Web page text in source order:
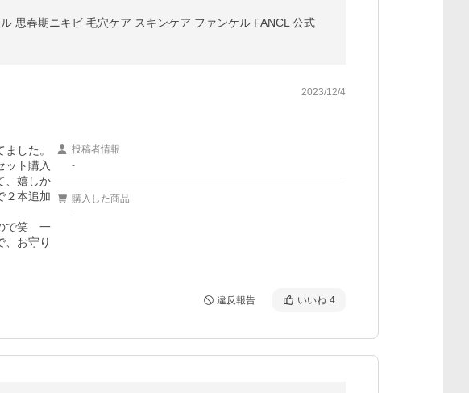
思春期ニキビ 毛穴ケア スキンケア ファンケル FANCL 公式
2023/12/4
した。
ット購入
、嬉しか
２本追加
で笑　一
、お守り
投稿者情報
-
購入した商品
-
違反報告 いいね 4